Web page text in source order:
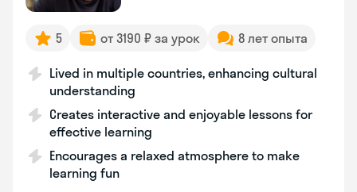
5 от 3190 ₽ за урок 8 лет опыта
Lived in multiple countries, enhancing cultural
understanding
Creates interactive and enjoyable lessons for
effective learning
Encourages a relaxed atmosphere to make
learning fun